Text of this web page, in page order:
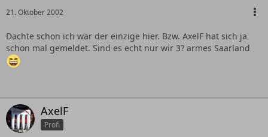
21. Oktober 2002
Dachte schon ich wär der einzige hier. Bzw. AxelF hat sich ja
schon mal gemeldet. Sind es echt nur wir 3? armes Saarland
AxelF
Profi